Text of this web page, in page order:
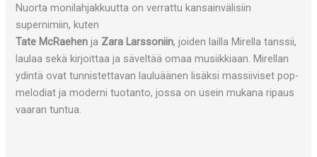
Nuorta monilahjakkuutta on verrattu kansainvälisiin
supernimiin, kuten
Tate McRaehen ja Zara Larssoniin, joiden lailla Mirella tanssii,
laulaa sekä kirjoittaa ja säveltää omaa musiikkiaan. Mirellan
ydintä ovat tunnistettavan lauluäänen lisäksi massiiviset pop-
melodiat ja moderni tuotanto, jossa on usein mukana ripaus
vaaran tuntua.